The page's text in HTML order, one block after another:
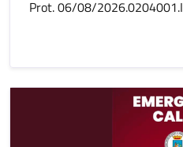
Prot. 06/08/2026.0204001.I